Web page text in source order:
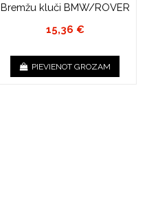
Bremžu kluči BMW/ROVER
15,36 €
PIEVIENOT GROZAM